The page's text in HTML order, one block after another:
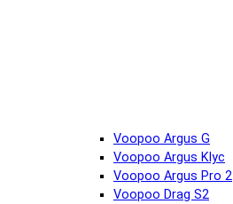
Voopoo Argus G
Voopoo Argus Klyc
Voopoo Argus Pro 2
Voopoo Drag S2